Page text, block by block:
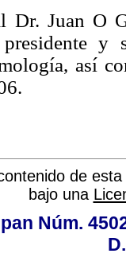
Dr. Juan O
y
así
de
bajo una
Núm.